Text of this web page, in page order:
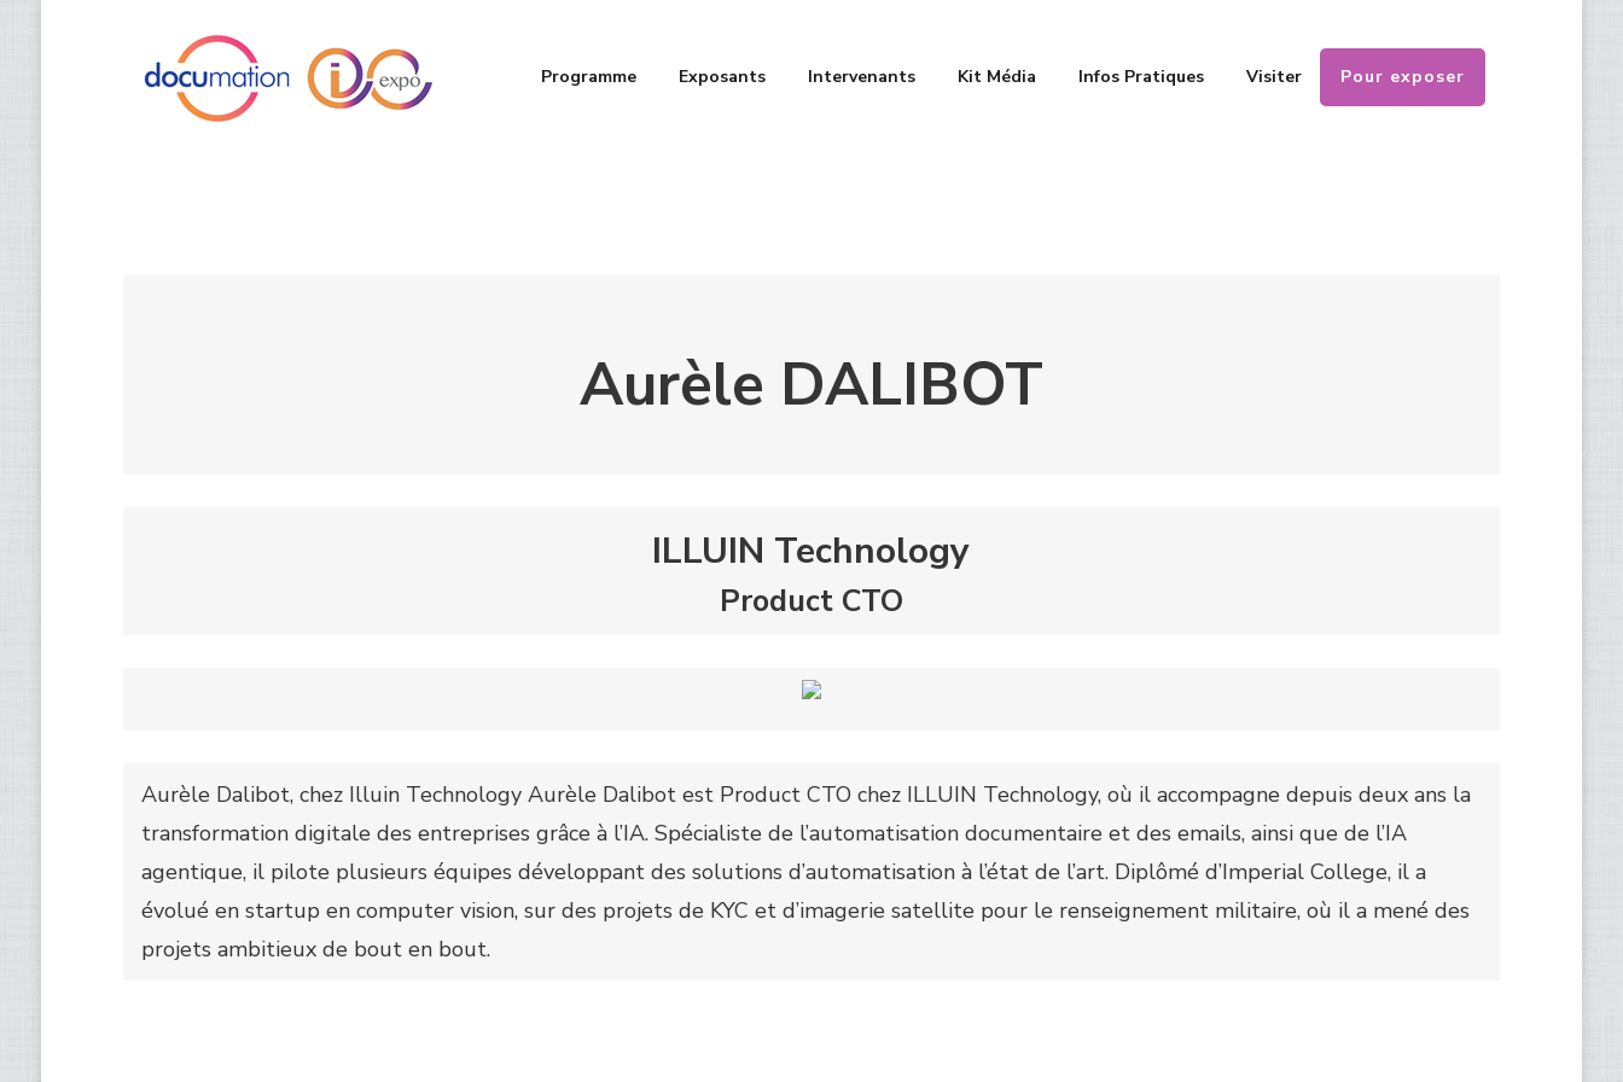
Programme Exposants Intervenants Kit Média Infos Pratiques Visiter Pour exposer
Aurèle DALIBOT
ILLUIN Technology
Product CTO
Aurèle Dalibot, chez Illuin Technology Aurèle Dalibot est Product CTO chez ILLUIN Technology, où il accompagne depuis deux ans la
transformation digitale des entreprises grâce à l’IA. Spécialiste de l’automatisation documentaire et des emails, ainsi que de l’IA
agentique, il pilote plusieurs équipes développant des solutions d’automatisation à l’état de l’art. Diplômé d’Imperial College, il a
évolué en startup en computer vision, sur des projets de KYC et d’imagerie satellite pour le renseignement militaire, où il a mené des
projets ambitieux de bout en bout.